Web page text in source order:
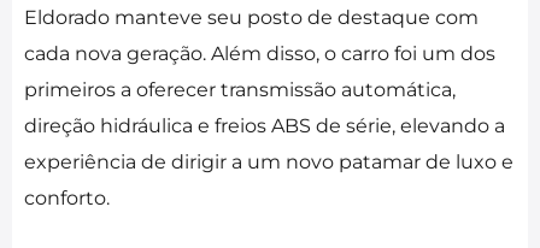
Eldorado manteve seu posto de destaque com
cada nova geração. Além disso, o carro foi um dos
primeiros a oferecer transmissão automática,
direção hidráulica e freios ABS de série, elevando a
experiência de dirigir a um novo patamar de luxo e
conforto.